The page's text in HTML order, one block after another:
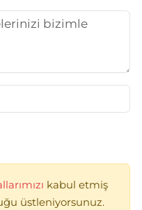
kabul etmiş
üstleniyorsunuz.